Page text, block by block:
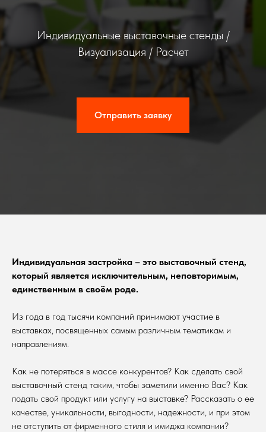
Индивидуальные выставочные стенды /
Визуализация / Расчет
Отправить заявку
Индивидуальная застройка – это выставочный стенд,
который является исключительным, неповторимым,
единственным в своём роде.
Из года в год тысячи компаний принимают участие в
выставках, посвященных самым различным тематикам и
направлениям.
Как не потеряться в массе конкурентов? Как сделать свой
выставочный стенд таким, чтобы заметили именно Вас? Как
подать свой продукт или услугу на выставке? Рассказать о ее
качестве, уникальности, выгодности, надежности, и при этом
не отступить от фирменного стиля и имиджа компании?